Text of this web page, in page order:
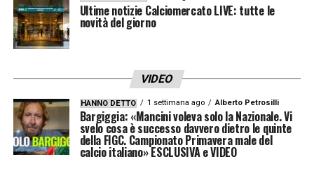
LA PLAYLIST DELLE NOSTRE TOP NEWS
Ultime notizie Calciomercato LIVE: tutte le
novità del giorno
VIDEO
HANNO DETTO 1 settimana ago Alberto Petrosilli
Bargiggia: «Mancini voleva solo la Nazionale. Vi
svelo cosa è successo davvero dietro le quinte
della FIGC. Campionato Primavera male del
calcio italiano» ESCLUSIVA e VIDEO